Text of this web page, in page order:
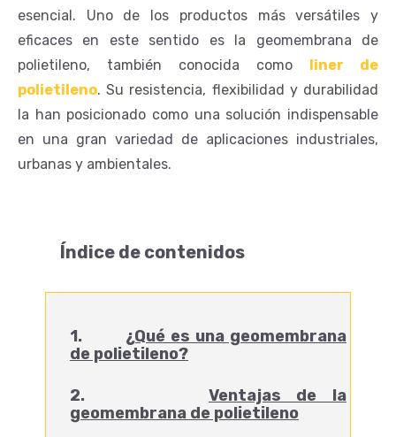
esencial. Uno de los productos más versátiles y
eficaces en este sentido es la geomembrana de
polietileno, también conocida como liner de
polietileno. Su resistencia, flexibilidad y durabilidad
la han posicionado como una solución indispensable
en una gran variedad de aplicaciones industriales,
urbanas y ambientales.
Índice de contenidos
1. ¿Qué es una geomembrana
de polietileno?
2. Ventajas de la
geomembrana de polietileno